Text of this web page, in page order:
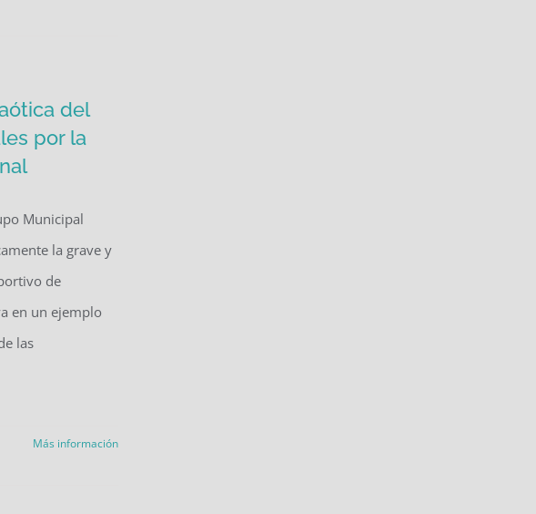
del
por la
Municipal
la grave y
de
en un ejemplo
las
Más información